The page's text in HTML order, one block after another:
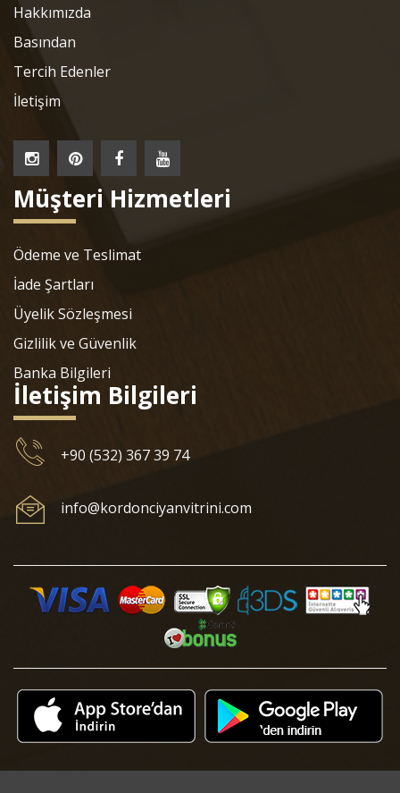
Hakkımızda
Basından
Tercih Edenler
İletişim
Müşteri Hizmetleri
Ödeme ve Teslimat
İade Şartları
Üyelik Sözleşmesi
Gizlilik ve Güvenlik
Banka Bilgileri
İletişim Bilgileri
+90 (532) 367 39 74
info@kordonciyanvitrini.com